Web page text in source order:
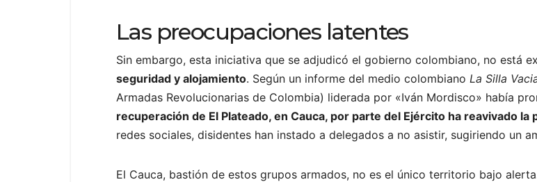
Las preocupaciones latentes
Sin embargo, esta iniciativa que se adjudicó el gobierno colombiano, no está
seguridad y alojamiento. Según un informe del medio colombiano La Silla
Armadas Revolucionarias de Colombia) liderada por «Iván Mordisco» había
recuperación de El Plateado, en Cauca, por parte del Ejército ha reavivado
redes sociales, disidentes han instado a delegados a no asistir, sugiriendo un
El Cauca, bastión de estos grupos armados, no es el único territorio bajo